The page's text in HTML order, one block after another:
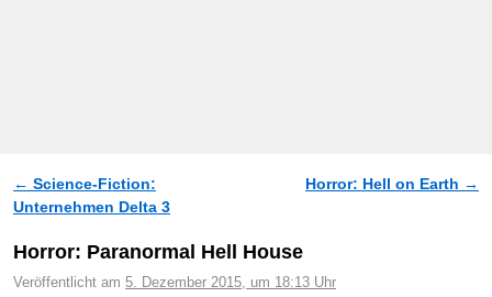
Artikelnavigation
← Science-Fiction:
Unternehmen Delta 3
Horror: Hell on Earth →
Horror: Paranormal Hell House
Veröffentlicht am 5. Dezember 2015, um 18:13 Uhr